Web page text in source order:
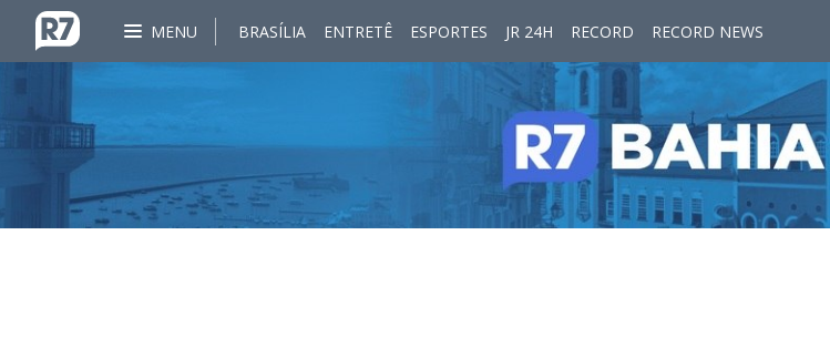
MENU BRASÍLIA ENTRETÊ ESPORTES JR 24H RECORD RECORD NEWS